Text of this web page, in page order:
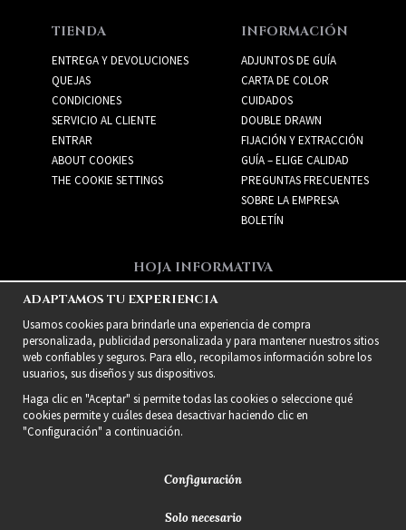
TIENDA
ENTREGA Y DEVOLUCIONES
QUEJAS
CONDICIONES
SERVICIO AL CLIENTE
ENTRAR
ABOUT COOKIES
THE COOKIE SETTINGS
INFORMACIÓN
ADJUNTOS DE GUÍA
CARTA DE COLOR
CUIDADOS
DOUBLE DRAWN
FIJACIÓN Y EXTRACCIÓN
GUÍA – ELIGE CALIDAD
PREGUNTAS FRECUENTES
SOBRE LA EMPRESA
BOLETÍN
HOJA INFORMATIVA
Recibe las mejores ofertas
y nuevos productos!
ADAPTAMOS TU EXPERIENCIA
Usamos cookies para brindarle una experiencia de compra
personalizada, publicidad personalizada y para mantener nuestros sitios
web confiables y seguros. Para ello, recopilamos información sobre los
usuarios, sus diseños y sus dispositivos.
Haga clic en "Aceptar" si permite todas las cookies o seleccione qué
cookies permite y cuáles desea desactivar haciendo clic en
"Configuración" a continuación.
Configuración
Solo necesario